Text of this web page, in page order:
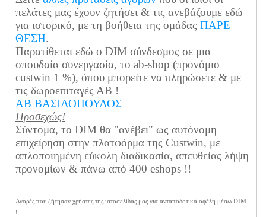
πελάτες μας έχουν ζητήσει & τις ανεβάζουμε εδώ
για ιστορικό, με τη βοήθεια της ομάδας ΠΑΡΕ
ΘΕΣΗ.
Παρατίθεται εδώ ο DIM σύνδεσμος σε μια
σπουδαία συνεργασία, το ab-shop (προνόμιο
custwin 1 %), όπου μπορείτε να πληρώσετε & με
τις δωροεπιταγές ΑΒ !
ΑΒ ΒΑΣΙΛΟΠΟΥΛΟΣ
Προσεχώς!
Σύντομα, το DIM θα "ανέβει" ως αυτόνομη
επιχείρηση στην πλατφόρμα της Custwin, με
απλοποιημένη εύκολη διαδικασία, απευθείας λήψη
προνομίων & πάνω από 400 eshops !!
Αγορές που ζήτησαν χρήστες της ιστοσελίδας μας για ανταποδοτικά οφέλη μέσω DIM
!